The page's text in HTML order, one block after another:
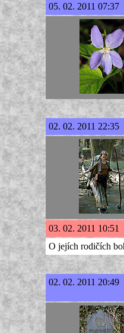
05. 02. 2011 07:37
02. 02. 2011 22:35
03. 02. 2011 10:51
O jejích rodičích
02. 02. 2011 20:49